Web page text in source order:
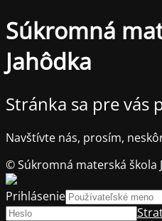
Súkromná
Jahôdka
Stránka sa pre vás
Navštívte nás, prosím,
© Súkromná materská škola
Prihlásenie